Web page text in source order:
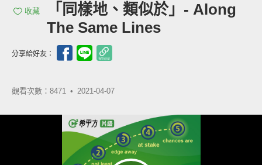
收藏
「同樣地、類似於」- Along
The Same Lines
分享給好友：
觀看次數：8471 • 2021-04-07